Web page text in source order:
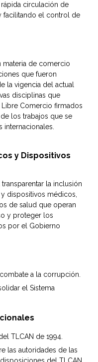
circulación de
facilitando el control de
materia de comercio
que fueron
la vigencia del actual
disciplinas que
Comercio firmados
los trabajos que se
y Dispositivos
la inclusión
dispositivos médicos,
de salud que operan
y proteger los
por el Gobierno
a la corrupción.
el Sistema
TLCAN de 1994.
las autoridades de las